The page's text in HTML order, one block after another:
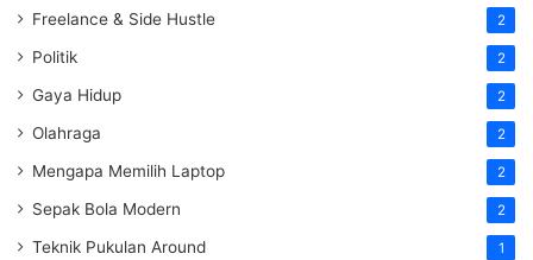
Freelance & Side Hustle 2
Politik 2
Gaya Hidup 2
Olahraga 2
Mengapa Memilih Laptop 2
Sepak Bola Modern 2
Teknik Pukulan Around 1